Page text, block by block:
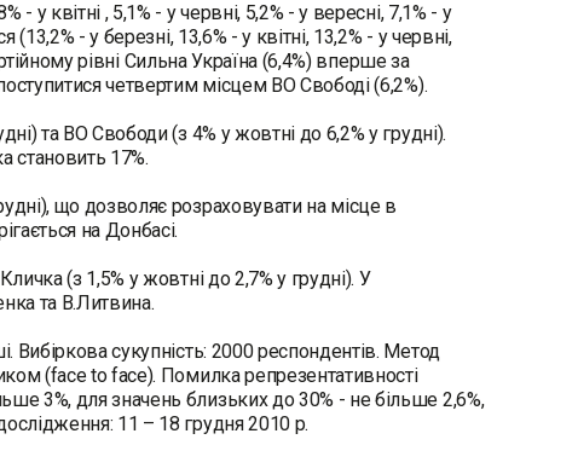
квітні , 5,1% - у червні, 5,2% - у вересні, 7,1% - у
- у березні, 13,6% - у квітні, 13,2% - у червні,
рівні Сильна Україна (6,4%) вперше за
четвертим місцем ВО Свободі (6,2%).
та ВО Свободи (з 4% у жовтні до 6,2% у грудні).
становить 17%.
що дозволяє розраховувати на місце в
на Донбасі.
(з 1,5% у жовтні до 2,7% у грудні). У
та В.Литвина.
Вибіркова сукупність: 2000 респондентів. Метод
(face to face). Помилка репрезентативності
3%, для значень близьких до 30% - не більше 2,6%,
11 – 18 грудня 2010 р.